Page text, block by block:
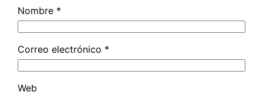
Nombre *
Correo electrónico *
Web